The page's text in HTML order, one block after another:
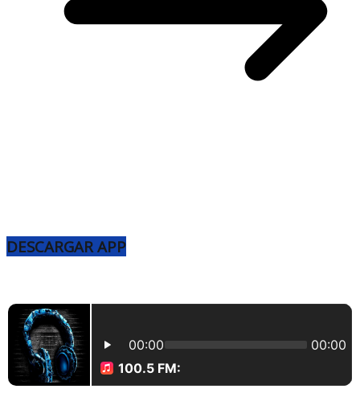
DESCARGAR APP